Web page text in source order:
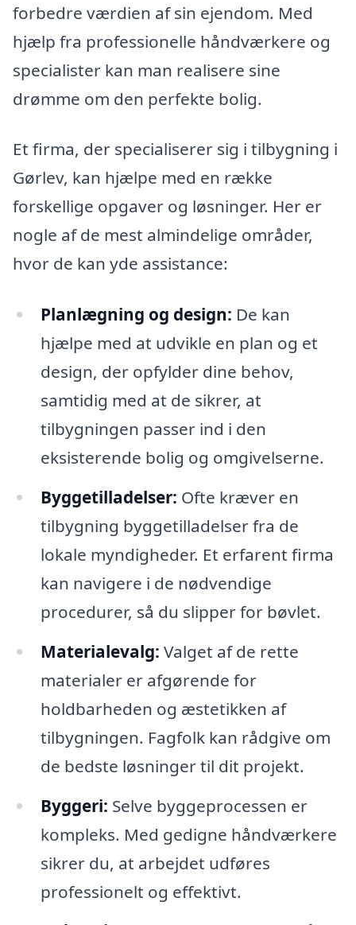
forbedre værdien af sin ejendom. Med
hjælp fra professionelle håndværkere og
specialister kan man realisere sine
drømme om den perfekte bolig.
Et firma, der specialiserer sig i tilbygning i
Gørlev, kan hjælpe med en række
forskellige opgaver og løsninger. Her er
nogle af de mest almindelige områder,
hvor de kan yde assistance:
Planlægning og design: De kan
hjælpe med at udvikle en plan og et
design, der opfylder dine behov,
samtidig med at de sikrer, at
tilbygningen passer ind i den
eksisterende bolig og omgivelserne.
Byggetilladelser: Ofte kræver en
tilbygning byggetilladelser fra de
lokale myndigheder. Et erfarent firma
kan navigere i de nødvendige
procedurer, så du slipper for bøvlet.
Materialevalg: Valget af de rette
materialer er afgørende for
holdbarheden og æstetikken af
tilbygningen. Fagfolk kan rådgive om
de bedste løsninger til dit projekt.
Byggeri: Selve byggeprocessen er
kompleks. Med gedigne håndværkere
sikrer du, at arbejdet udføres
professionelt og effektivt.